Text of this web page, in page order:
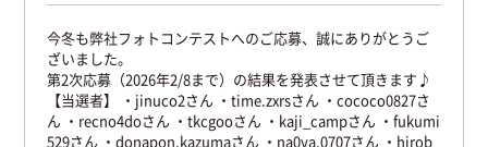
今冬も弊社フォトコンテストへのご応募、誠にありがとうご
ざいました。
第2次応募（2026年2/8まで）の結果を発表させて頂きます♪
【当選者】
・jinuco2さん ・time.zxrsさん ・cococo0827さ
ん ・recno4doさん ・tkcgooさん ・kaji_campさん ・fukumi
529さん ・donapon.kazumaさん ・na0ya.0707さん ・hirob